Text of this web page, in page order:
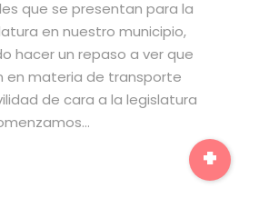
que se presentan para la
en nuestro municipio,
hacer un repaso a ver que
en materia de transporte
de cara a la legislatura
+